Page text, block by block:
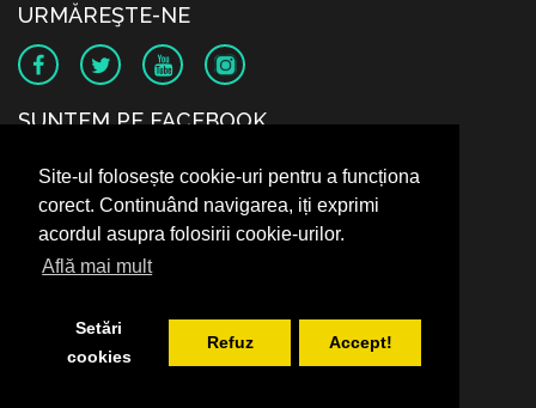
Site-ul folosește cookie-uri pentru a funcționa
corect. Continuând navigarea, iți exprimi
acordul asupra folosirii cookie-urilor.
Află mai mult
Setări
cookies
Refuz Accept!
URMĂREŞTE-NE
SUNTEM PE FACEBOOK